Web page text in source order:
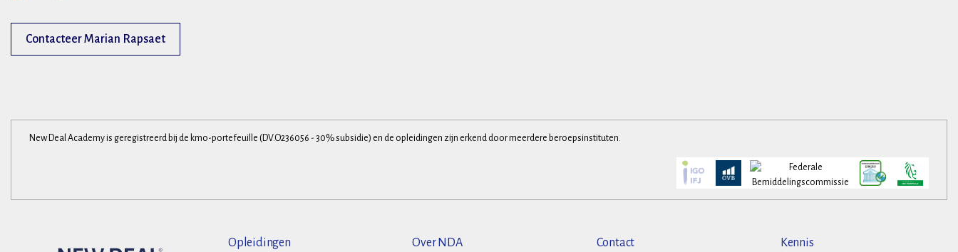
Contacteer Marian Rapsaet
New Deal Academy is geregistreerd bij de kmo-portefeuille (DV.O236056 - 30% subsidie) en de opleidingen zijn erkend door meerdere beroepsinstituten.
Opleidingen Over NDA Contact Kennis